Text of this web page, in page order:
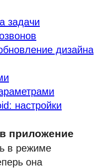
задачи
дизайна
настройки
приложение
в режиме
она